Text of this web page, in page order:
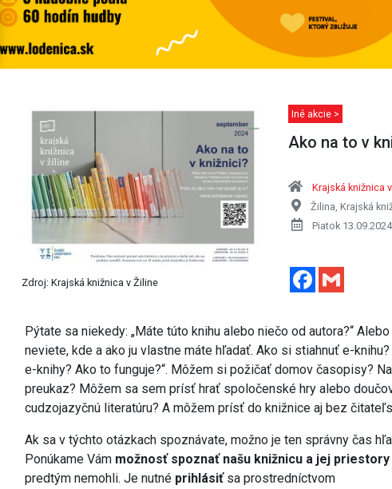
Zdroj: Krajská knižnica v Žiline
Iné akcie >
Ako na to v
Krajská knižnica
Žilina, Krajská
Piatok 13.09.2024,
Facebook
Pýtate sa niekedy: „Máte túto knihu alebo niečo od autora?“
neviete, kde a ako ju vlastne máte hľadať. Ako si stiahnuť e-
e-knihy? Ako to funguje?“. Môžem si požičať domov časopisy?
preukaz? Môžem sa sem prísť hrať spoločenské hry alebo
cudzojazyčnú literatúru? A môžem prísť do knižnice aj bez
Ak sa v týchto otázkach spoznávate, možno je ten správny čas
Ponúkame Vám možnosť spoznať našu knižnicu a jej priestory
predtým nemohli. Je nutné prihlásiťsa prostredníctvom